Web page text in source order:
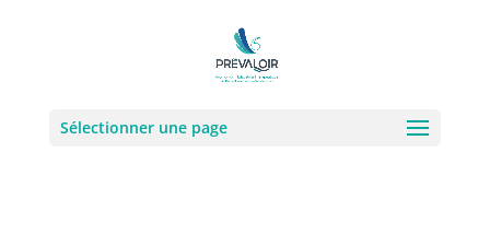
Sélectionner une page